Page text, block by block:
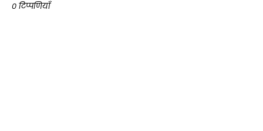
0 टिप्पणियाँ